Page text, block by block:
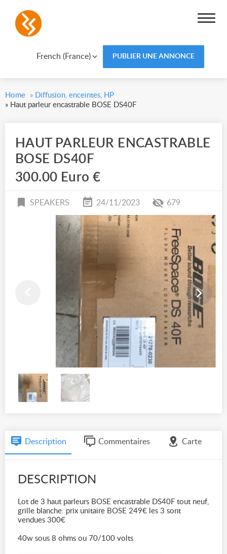
French (France) PUBLIER UNE ANNONCE
Home » Diffusion, enceintes, HP
» Haut parleur encastrable BOSE DS40F
HAUT PARLEUR ENCASTRABLE
BOSE DS40F
300.00 Euro €
SPEAKERS 24/11/2023 679
Description Commentaires Carte
DESCRIPTION
Lot de 3 haut parleurs BOSE encastrable DS40F tout neuf,
grille blanche. prix unitaire BOSE 249€ les 3 sont
vendues 300€
40w sous 8 ohms ou 70/100 volts